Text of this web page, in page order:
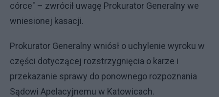
córce" – zwrócił uwagę Prokurator Generalny we
wniesionej kasacji.
Prokurator Generalny wniósł o uchylenie wyroku w
części dotyczącej rozstrzygnięcia o karze i
przekazanie sprawy do ponownego rozpoznania
Sądowi Apelacyjnemu w Katowicach.